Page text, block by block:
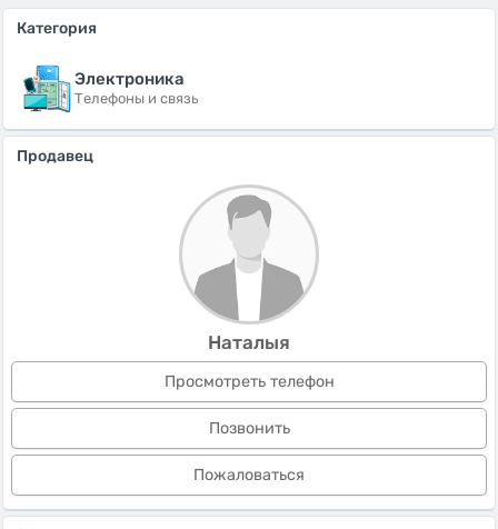
Категория
Электроника
Телефоны и связь
Продавец
Наталыя
Просмотреть телефон
Позвонить
Пожаловаться